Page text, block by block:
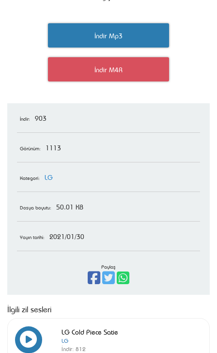
İndir Mp3
İndir M4R
İndir: 903
Görünüm: 1113
Kategori: LG
Dosya boyutu: 50.01 KB
Yayın tarihi: 2021/01/30
Paylaş
İlgili zil sesleri
LG Cold Piece Satie
LG
İndir: 812